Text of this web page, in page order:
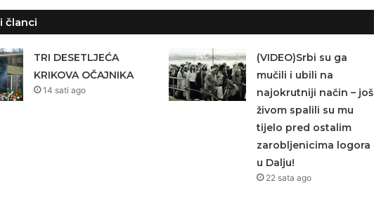
članci
TRI DESETLJEĆA
KRIKOVA OČAJNIKA
14 sati ago
(VIDEO)Srbi su ga
mučili i ubili na
najokrutniji način – još
živom spalili su mu
tijelo pred ostalim
zarobljenicima logora
u Dalju!
22 sata ago